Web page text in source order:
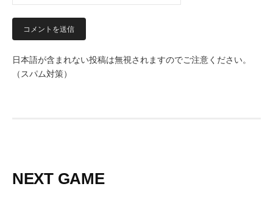
日本語が含まれない投稿は無視されますのでご注意ください。
（スパム対策）
NEXT GAME